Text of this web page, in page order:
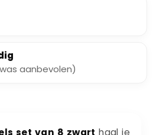
aanbevolen)
set van 8 zwart haal je